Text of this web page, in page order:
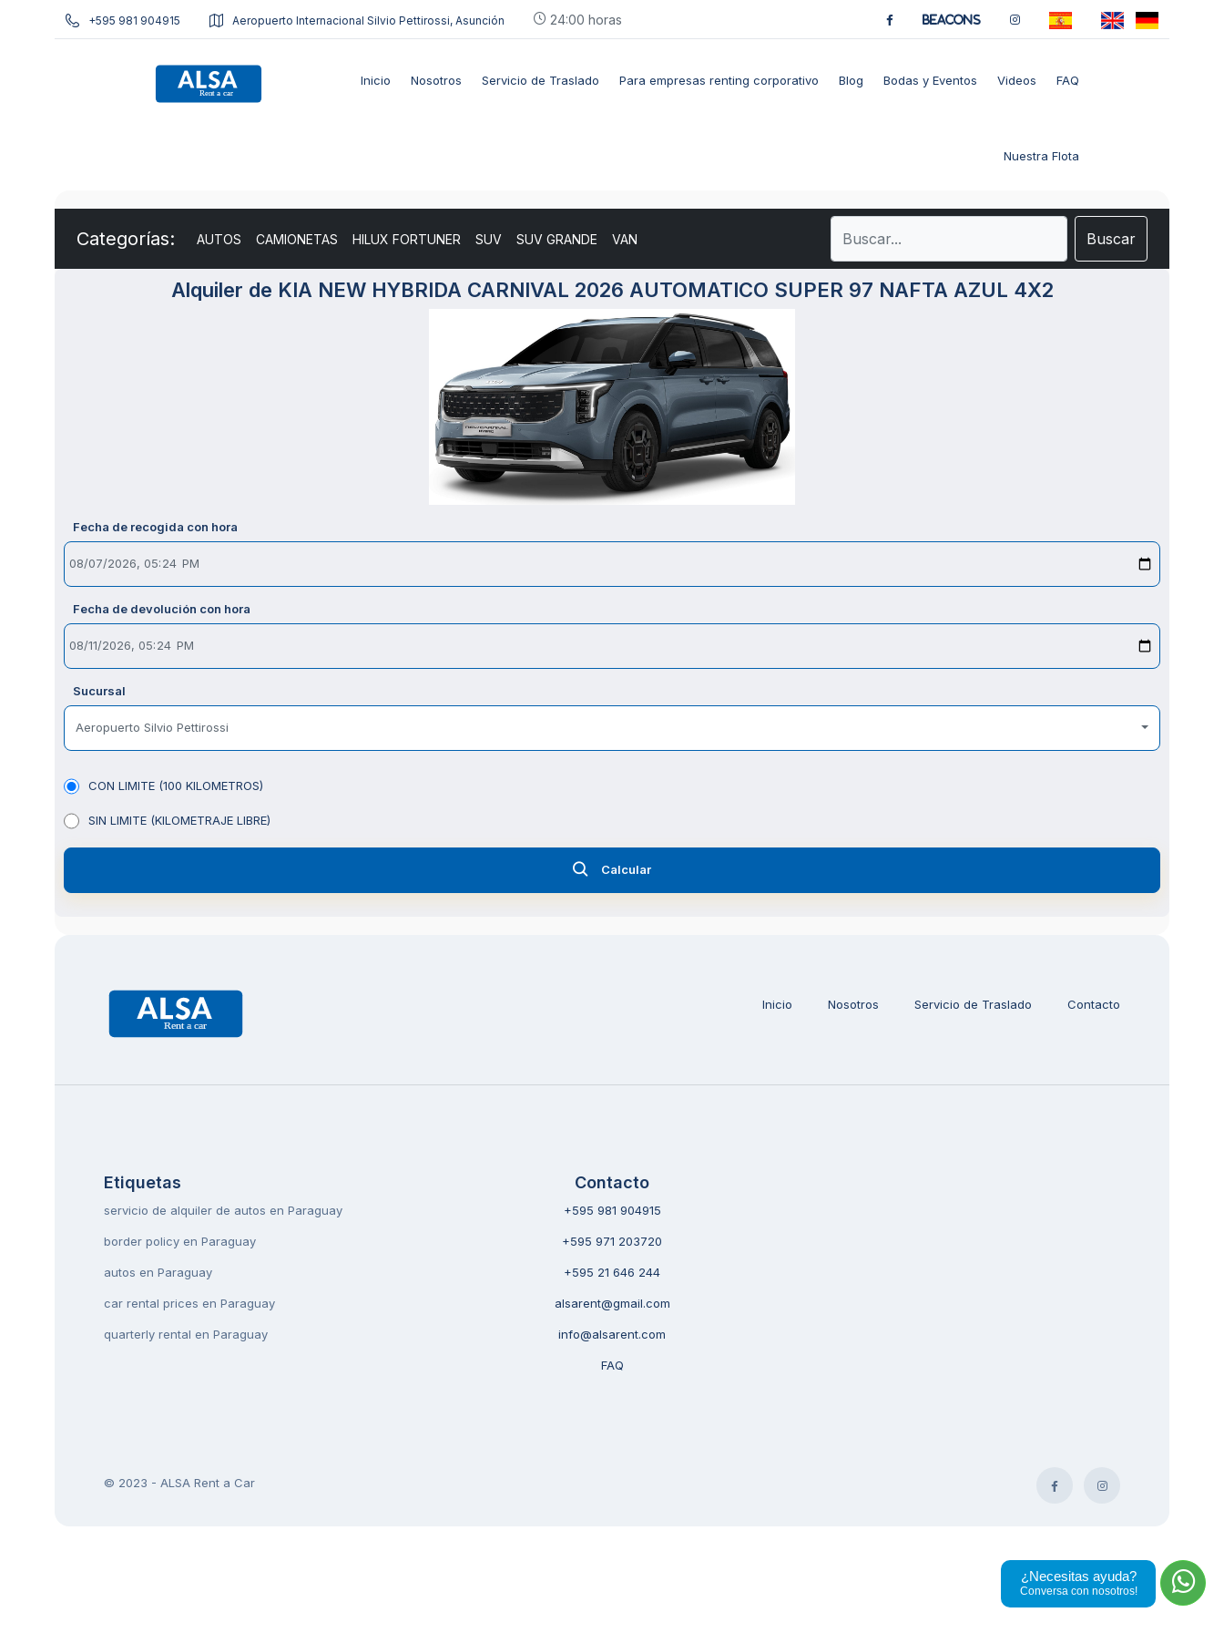
+595 981 904915 Aeropuerto Internacional Silvio Pettirossi, Asunción 24:00 horas BeaCons
Inicio Nosotros Servicio de Traslado Para empresas renting corporativo Blog Bodas y Eventos Videos FAQ
Nuestra Flota
¿Necesitas ayuda?
Conversa con nosotros!
Categorías: AUTOS CAMIONETAS HILUX FORTUNER SUV SUV GRANDE VAN Buscar
Alquiler de KIA NEW HYBRIDA CARNIVAL 2026 AUTOMATICO SUPER 97 NAFTA AZUL 4X2
Fecha de recogida con hora
Fecha de devolución con hora
Sucursal
Aeropuerto Silvio Pettirossi
CON LIMITE (100 KILOMETROS)
SIN LIMITE (KILOMETRAJE LIBRE)
Calcular
Inicio Nosotros Servicio de Traslado Contacto
Etiquetas
servicio de alquiler de autos en Paraguay
border policy en Paraguay
autos en Paraguay
car rental prices en Paraguay
quarterly rental en Paraguay
Contacto
+595 981 904915
+595 971 203720
+595 21 646 244
alsarent@gmail.com
info@alsarent.com
FAQ
© 2023 - ALSA Rent a Car